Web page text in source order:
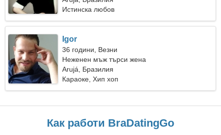
Истинска любов
Igor
36 години, Везни
Неженен мъж търси жена
Arujá, Бразилия
Караоке, Хип хоп
Как работи BraDatingGo